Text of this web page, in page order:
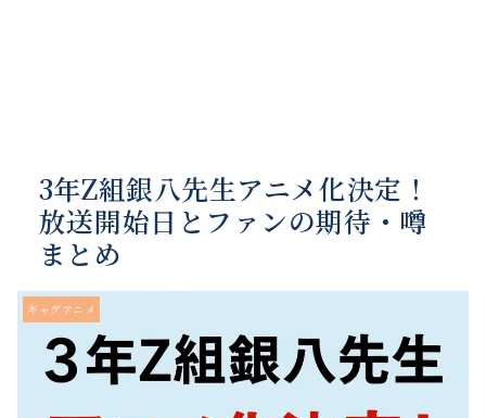
3年Z組銀八先生アニメ化決定！
放送開始日とファンの期待・噂
まとめ
ギャグアニメ